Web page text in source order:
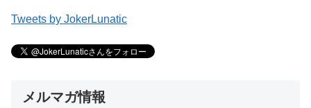
Tweets by JokerLunatic
メルマガ情報